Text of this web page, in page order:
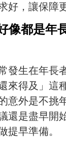
好，讓保障
像都是年
發生在年長
來得及」這
意外是不挑
還是盡早開
提早準備。